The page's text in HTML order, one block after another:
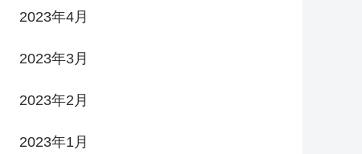
2023年4月
2023年3月
2023年2月
2023年1月